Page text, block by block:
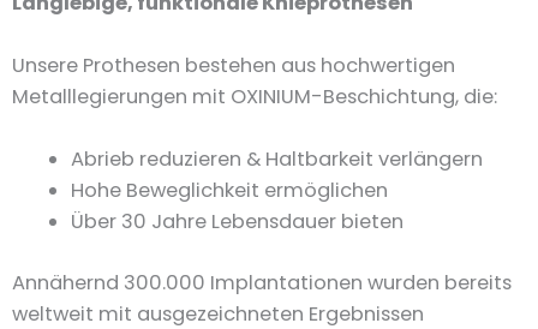
Unsere Prothesen bestehen aus hochwertigen
Metalllegierungen mit OXINIUM-Beschichtung, die:
Abrieb reduzieren & Haltbarkeit verlängern
Hohe Beweglichkeit ermöglichen
Über 30 Jahre Lebensdauer bieten
Annähernd 300.000 Implantationen wurden bereits
weltweit mit ausgezeichneten Ergebnissen